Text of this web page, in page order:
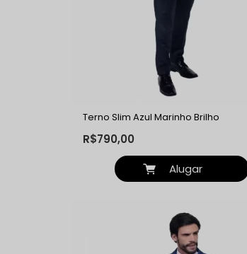
Terno Slim Azul Marinho Brilho
R$790,00
Alugar